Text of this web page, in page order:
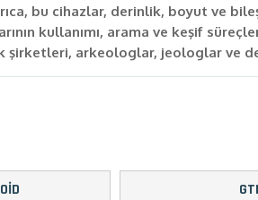
bu cihazlar, derinlik, boyut ve
kullanımı, arama ve keşif
şirketleri, arkeologlar, jeologlar ve